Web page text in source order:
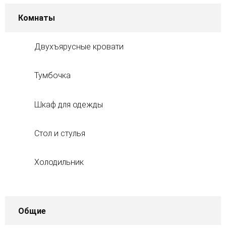
Комнаты
Двухъярусные кровати
Тумбочка
Шкаф для одежды
Стол и стулья
Холодильник
Общие